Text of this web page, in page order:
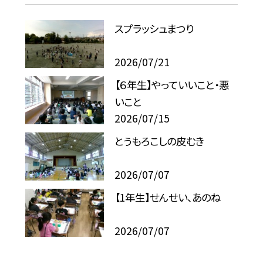
スプラッシュまつり
2026/07/21
【６年生】やっていいこと・悪
いこと
2026/07/15
とうもろこしの皮むき
2026/07/07
【1年生】せんせい、あのね
2026/07/07